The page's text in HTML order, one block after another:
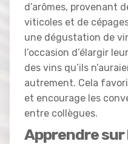
d’arômes, provenant
viticoles et de
une dégustation de
l’occasion d’élargir
des vins qu’ils
autrement. Cela
et encourage les
entre collègues.
Apprendre sur